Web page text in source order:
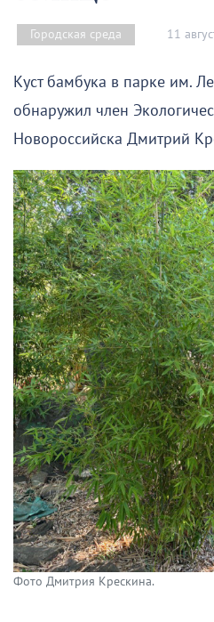
Городская среда 11
Куст бамбука в парке им.
обнаружил член
Новороссийска Дмитрий
Фото Дмитрия Крескина.